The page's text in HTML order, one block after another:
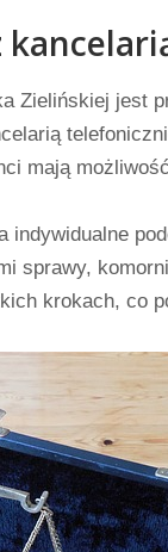
Zielińskiej jest
mają
indywidualne
sprawy,
krokach, co